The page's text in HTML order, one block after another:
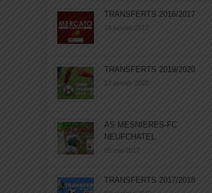
TRANSFERTS 2016/2017
14 janvier 2017
TRANSFERTS 2019/2020
27 janvier 2020
AS MESNIERES-FC
NEUFCHATEL
05 mai 2017
TRANSFERTS 2017/2018